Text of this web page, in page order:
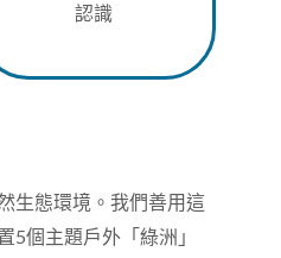
認識
生態環境。我們善用這
5個主題戶外「綠洲」